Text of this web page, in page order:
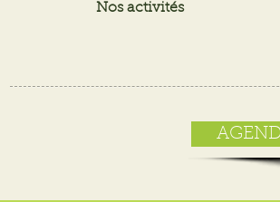
Nos activités